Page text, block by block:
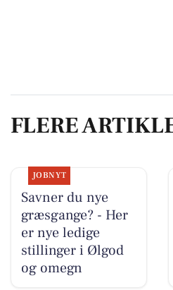
FLERE
JOBNYT
Savner du nye
græsgange? - Her
er nye ledige
stillinger i Ølgod
og omegn